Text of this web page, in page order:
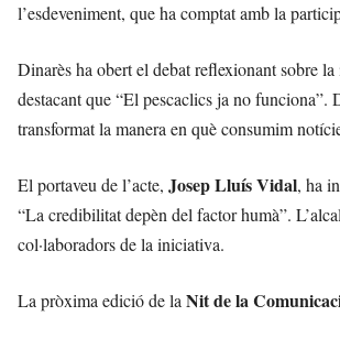
l’esdeveniment, que ha comptat amb la
Dinarès ha obert el debat reflexionant sobre
destacant que “El pescaclics ja no
transformat la manera en què consumim
El portaveu de l’acte, Josep Lluís Vidal, ha
“La credibilitat depèn del factor humà”.
col·laboradors de la iniciativa.
La pròxima edició de la Nit de la